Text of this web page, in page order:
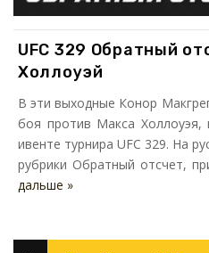
UFC 329 Обратный
Холлоуэй
В эти выходные Конор
боя против Макса Холлоуэя,
ивенте турнира UFC 329. На
рубрики Обратный отсчет,
дальше »